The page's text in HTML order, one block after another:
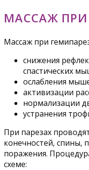
МАССАЖ ПРИ
Массаж при
снижения
спастических
ослабления
активизации
нормализации
устранения
При парезах
конечностей, спины,
поражения.
схеме: